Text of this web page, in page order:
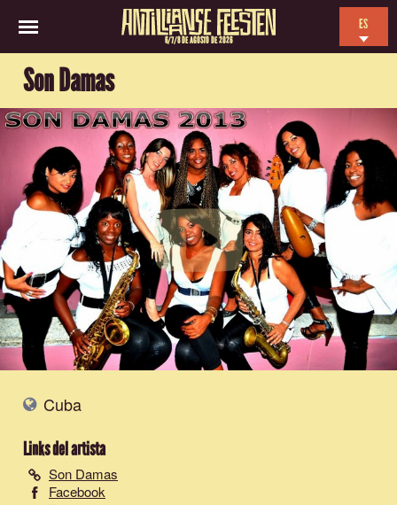
6/7/8 DE AGOSTO DE 2026
ES
FR
Son Damas
Cuba
Links del artista
Son Damas
Facebook